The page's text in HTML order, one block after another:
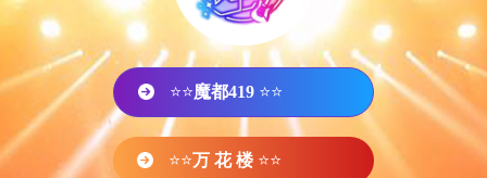
⭐⭐魔都419 ⭐⭐
⭐⭐万 花 楼 ⭐⭐